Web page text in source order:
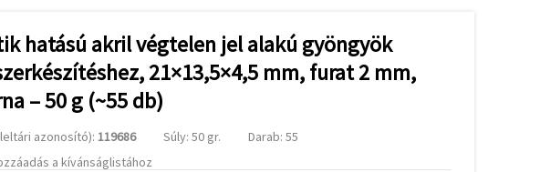
hatású akril végtelen jel alakú gyöngyök
21×13,5×4,5 mm, furat 2 mm,
– 50 g (~55 db)
azonosító): 119686 Súly: 50 gr.
Darab: 55
a kívánságlistához